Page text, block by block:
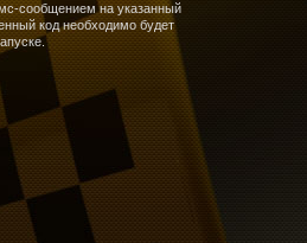
сообщением на указанный
код необходимо будет